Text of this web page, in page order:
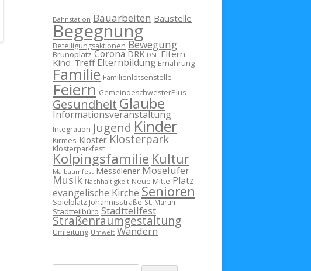
Bahnstation Bauarbeiten Baustelle
Begegnung
Beteiligungsaktionen Bewegung
Brunoplatz Corona DRK DSL Eltern-
Kind-Treff Elternbildung Ernährung
Familie Familienlotsenstelle
Feiern GemeindeschwesterPlus
Gesundheit Glaube
Informationsveranstaltung
Integration Jugend Kinder
Kirmes Kloster Klosterpark
Klosterparkfest
Kolpingsfamilie Kultur
Maibaumfest Messdiener Moselufer
Musik Nachhaltigkeit Neue Mitte Platz
evangelische Kirche Senioren
Spielplatz Johannisstraße St. Martin
Stadtteilbüro Stadtteilfest
Straßenraumgestaltung
Umleitung Umwelt Wandern